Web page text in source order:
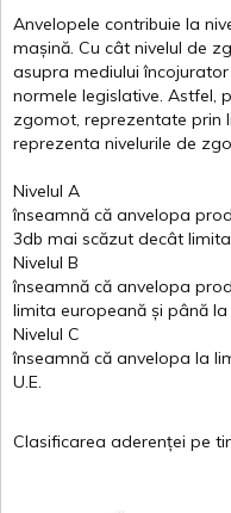
Anvelopele contribuie la
mașină. Cu cât nivelul de
asupra mediului încojurator
normele legislative. Astfel,
zgomot, reprezentate prin
reprezenta nivelurile de
Nivelul A
înseamnă că anvelopa
3db mai scăzut decât limita
Nivelul B
înseamnă că anvelopa
limita europeană și până la
Nivelul C
înseamnă că anvelopa la
U.E.
Clasificarea aderenței pe